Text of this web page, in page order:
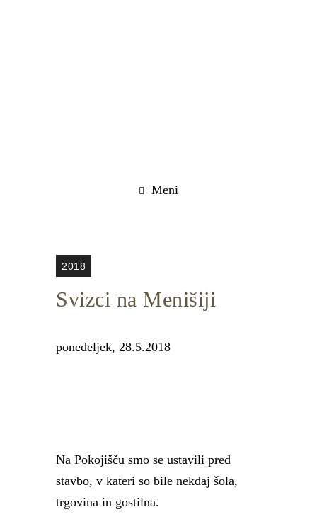
Meni
2018
Svizci na Menišiji
ponedeljek, 28.5.2018
Na Pokojišču smo se ustavili pred
stavbo, v kateri so bile nekdaj šola,
trgovina in gostilna.